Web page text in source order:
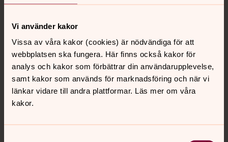
Vi använder kakor
Vissa av våra kakor (cookies) är nödvändiga för att
webbplatsen ska fungera. Här finns också kakor för
analys och kakor som förbättrar din användarupplevelse,
samt kakor som används för marknadsföring och när vi
länkar vidare till andra plattformar. Läs mer om våra
kakor.
Kontakt
Kalender